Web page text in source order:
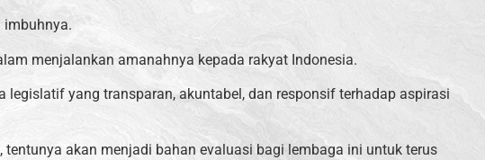
imbuhnya.
menjalankan amanahnya kepada rakyat Indonesia.
yang transparan, akuntabel, dan responsif terhadap aspirasi
akan menjadi bahan evaluasi bagi lembaga ini untuk terus